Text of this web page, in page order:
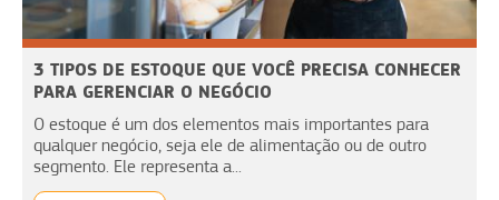
3 TIPOS DE ESTOQUE QUE VOCÊ PRECISA CONHECER
PARA GERENCIAR O NEGÓCIO
O estoque é um dos elementos mais importantes para
qualquer negócio, seja ele de alimentação ou de outro
segmento. Ele representa a...